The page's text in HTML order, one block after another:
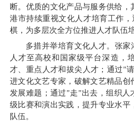
断。优质的文化产品与服务供给，
港市持续重视文化人才培育工作
棋，为多层次全方位推进人才队伍
多措并举培育文化人才。张
人才至高校和国家级平台深造，
才、重点人才和拔尖人才；通过"
进文化文艺专家，破解文艺精品创
发展难题；通过"走"出去，组织人
级比赛和演出实践，提升专业水平
队伍。